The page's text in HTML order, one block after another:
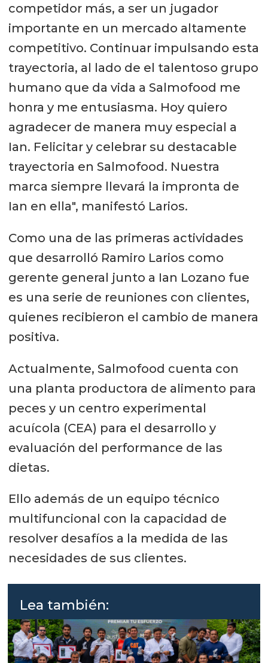
competidor más, a ser un jugador
importante en un mercado altamente
competitivo. Continuar impulsando esta
trayectoria, al lado de el talentoso grupo
humano que da vida a Salmofood me
honra y me entusiasma. Hoy quiero
agradecer de manera muy especial a
Ian. Felicitar y celebrar su destacable
trayectoria en Salmofood. Nuestra
marca siempre llevará la impronta de
Ian en ella", manifestó Larios.
Como una de las primeras actividades
que desarrolló Ramiro Larios como
gerente general junto a Ian Lozano fue
es una serie de reuniones con clientes,
quienes recibieron el cambio de manera
positiva.
Actualmente, Salmofood cuenta con
una planta productora de alimento para
peces y un centro experimental
acuícola (CEA) para el desarrollo y
evaluación del performance de las
dietas.
Ello además de un equipo técnico
multifuncional con la capacidad de
resolver desafíos a la medida de las
necesidades de sus clientes.
Lea también: